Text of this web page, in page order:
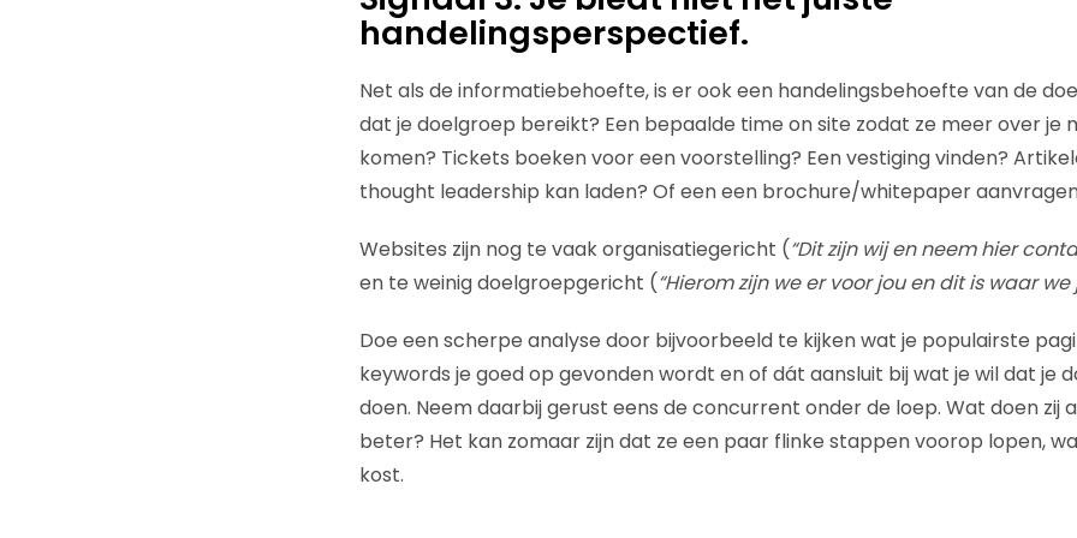
handelingsperspectief.
Net als de informatiebehoefte, is er ook een handelingsbehoefte van de
dat je doelgroep bereikt? Een bepaalde time on site zodat ze meer over je
komen? Tickets boeken voor een voorstelling? Een vestiging vinden?
thought leadership kan laden? Of een een brochure/whitepaper
Websites zijn nog te vaak organisatiegericht (“Dit zijn wij en neem hier
en te weinig doelgroepgericht (“Hierom zijn we er voor jou en dit is waar we
Doe een scherpe analyse door bijvoorbeeld te kijken wat je populairste
keywords je goed op gevonden wordt en of dát aansluit bij wat je wil dat je
doen. Neem daarbij gerust eens de concurrent onder de loep. Wat doen zij
beter? Het kan zomaar zijn dat ze een paar flinke stappen voorop lopen,
kost.